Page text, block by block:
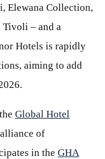
Elewana Collection,
Tivoli – and a
Hotels is rapidly
aiming to add
Global Hotel
of
in the GHA